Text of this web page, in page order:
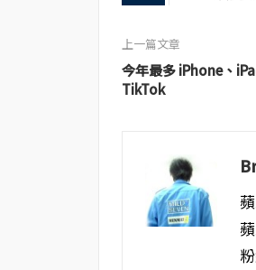
上一篇文章
今年最多 iPhone、
TikTok